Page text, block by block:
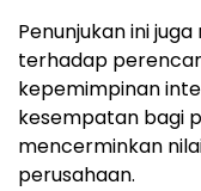
Penunjukan ini
terhadap
kepemimpinan
kesempatan bagi
mencerminkan
perusahaan.